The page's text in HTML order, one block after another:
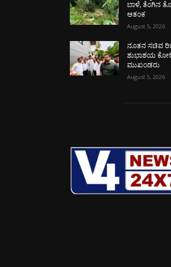
ಬಾಳೆ, ತೆಂಗಿನ
ಆತಂಕ
August 5, 2026
ನೂತನ ಸಚಿವ
ಶುಭಾಶಯ
ಮುಖಂಡರು
August 5, 2026